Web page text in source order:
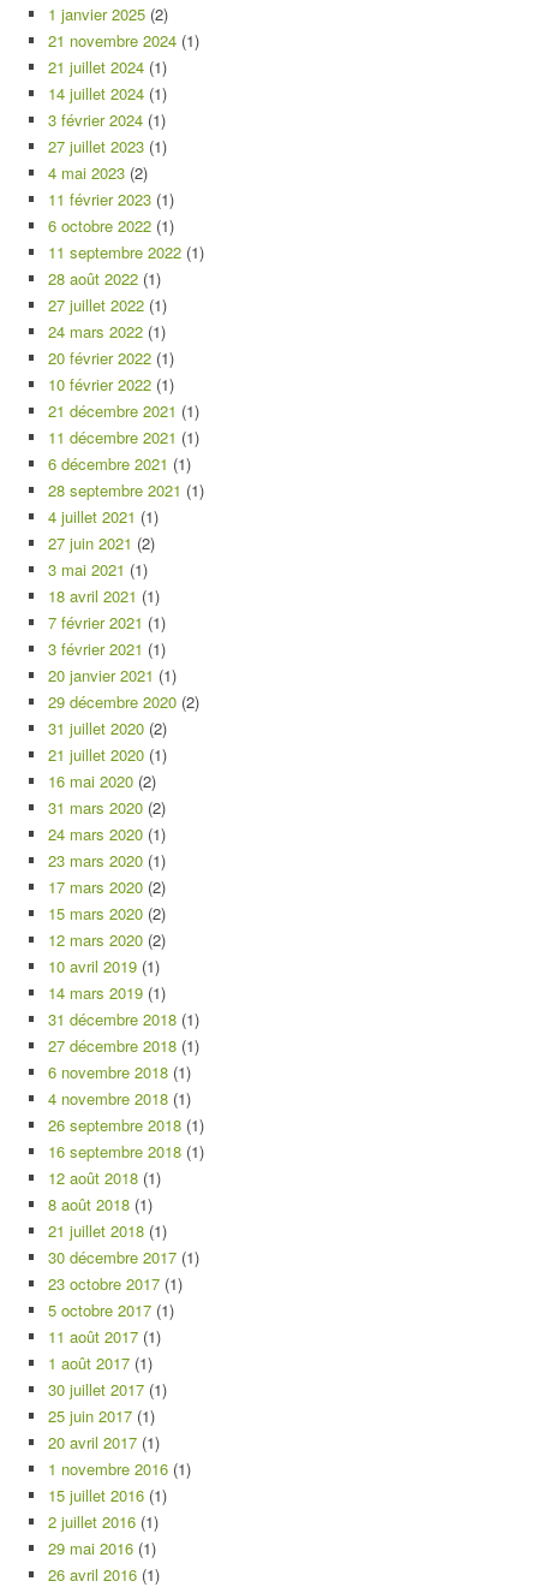
1 janvier 2025 (2)
21 novembre 2024 (1)
21 juillet 2024 (1)
14 juillet 2024 (1)
3 février 2024 (1)
27 juillet 2023 (1)
4 mai 2023 (2)
11 février 2023 (1)
6 octobre 2022 (1)
11 septembre 2022 (1)
28 août 2022 (1)
27 juillet 2022 (1)
24 mars 2022 (1)
20 février 2022 (1)
10 février 2022 (1)
21 décembre 2021 (1)
11 décembre 2021 (1)
6 décembre 2021 (1)
28 septembre 2021 (1)
4 juillet 2021 (1)
27 juin 2021 (2)
3 mai 2021 (1)
18 avril 2021 (1)
7 février 2021 (1)
3 février 2021 (1)
20 janvier 2021 (1)
29 décembre 2020 (2)
31 juillet 2020 (2)
21 juillet 2020 (1)
16 mai 2020 (2)
31 mars 2020 (2)
24 mars 2020 (1)
23 mars 2020 (1)
17 mars 2020 (2)
15 mars 2020 (2)
12 mars 2020 (2)
10 avril 2019 (1)
14 mars 2019 (1)
31 décembre 2018 (1)
27 décembre 2018 (1)
6 novembre 2018 (1)
4 novembre 2018 (1)
26 septembre 2018 (1)
16 septembre 2018 (1)
12 août 2018 (1)
8 août 2018 (1)
21 juillet 2018 (1)
30 décembre 2017 (1)
23 octobre 2017 (1)
5 octobre 2017 (1)
11 août 2017 (1)
1 août 2017 (1)
30 juillet 2017 (1)
25 juin 2017 (1)
20 avril 2017 (1)
1 novembre 2016 (1)
15 juillet 2016 (1)
2 juillet 2016 (1)
29 mai 2016 (1)
26 avril 2016 (1)